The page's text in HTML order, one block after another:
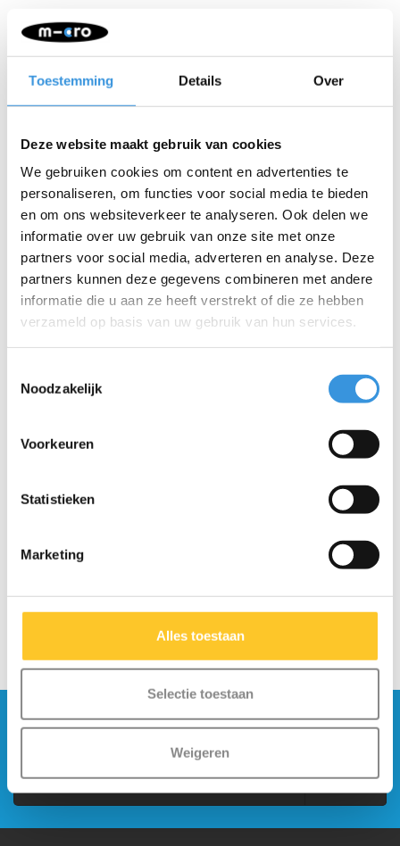
Toestemming Details Over
Deze website maakt gebruik van cookies
We gebruiken cookies om content en advertenties te
personaliseren, om functies voor social media te bieden
en om ons websiteverkeer te analyseren. Ook delen we
informatie over uw gebruik van onze site met onze
partners voor social media, adverteren en analyse. Deze
partners kunnen deze gegevens combineren met andere
informatie die u aan ze heeft verstrekt of die ze hebben
verzameld op basis van uw gebruik van hun services.
Noodzakelijk
Voorkeuren
Statistieken
Marketing
Alles toestaan
Selectie toestaan
Weigeren
Beschrijving
Buitenbox Yumbox Snack - zonder tray
buitenbox combineer je met een losse Snack tray (apart
verkrijgbaar) om zo jouw perfecte set te creëren.
De Yumbox Snack heeft drie compartimenten die het makkelijk
maken om gevarieerde porties samen te stellen: noten, crackers,
fruit, groenten, yoghurt of zelfs een dipsaus – de mogelijkheden
zijn eindeloos. Dankzij de siliconen afsluiting tussen de
compartimenten is de box lekvrij en blijven de vakjes goed
gescheiden.
Extra informatie
Afmetingen: 17 × 13 × 5 cm
Gemaakt van veilige materialen, volledig BPA-, PVC- en
ftalaatvrij
– Binnenzijde deksel: siliconen
adviseren wij de box met de hand af te wassen en geopend
te laten drogen
Blijf op de hoogte en schrijf je in voor onze